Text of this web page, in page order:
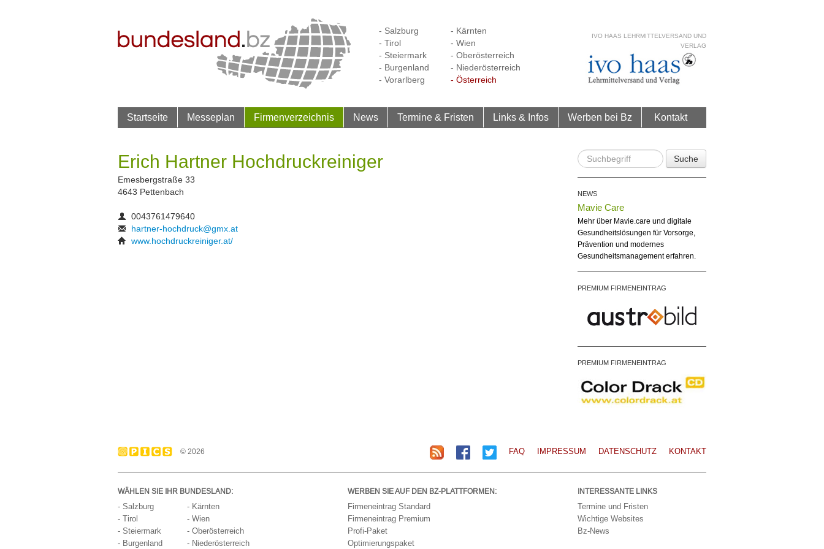
- Salzburg
- Tirol
- Steiermark
- Burgenland
- Vorarlberg
- Kärnten
- Wien
- Oberösterreich
- Niederösterreich
- Österreich
IVO HAAS LEHRMITTELVERSAND UND
VERLAG
Startseite Messeplan Firmenverzeichnis News Termine & Fristen Links & Infos Werben bei Bz Kontakt
Erich Hartner Hochdruckreiniger
Emesbergstraße 33
4643 Pettenbach
0043761479640
hartner-hochdruck@gmx.at
www.hochdruckreiniger.at/
Suche
NEWS
Mavie Care
Mehr über Mavie.care und digitale
Gesundheitslösungen für Vorsorge,
Prävention und modernes
Gesundheitsmanagement erfahren.
PREMIUM FIRMENEINTRAG
PREMIUM FIRMENEINTRAG
© 2026 FAQ IMPRESSUM DATENSCHUTZ KONTAKT
WÄHLEN SIE IHR BUNDESLAND:
- Salzburg
- Tirol
- Steiermark
- Burgenland
- Kärnten
- Wien
- Oberösterreich
- Niederösterreich
WERBEN SIE AUF DEN BZ-PLATTFORMEN:
Firmeneintrag Standard
Firmeneintrag Premium
Profi-Paket
Optimierungspaket
INTERESSANTE LINKS
Termine und Fristen
Wichtige Websites
Bz-News